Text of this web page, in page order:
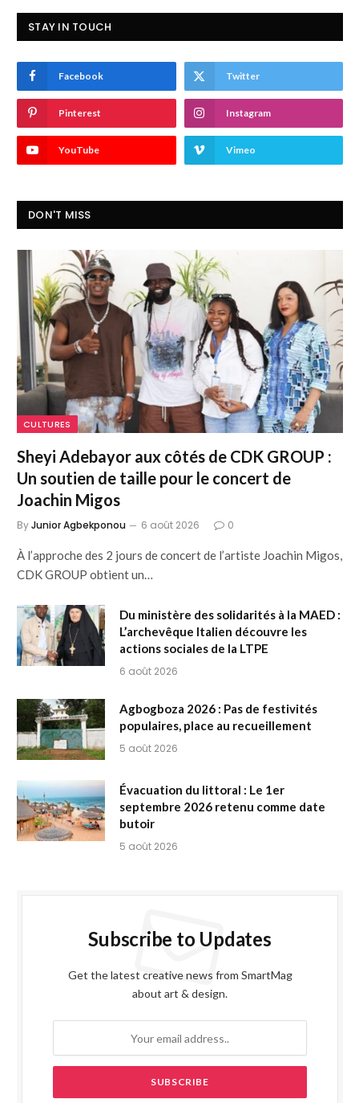
STAY IN TOUCH
Facebook Twitter
Pinterest Instagram
YouTube Vimeo
DON'T MISS
CULTURES
Sheyi Adebayor aux côtés de CDK GROUP :
Un soutien de taille pour le concert de
Joachin Migos
ByJunior Agbekponou 6 août 2026 0
À l’approche des 2 jours de concert de l’artiste Joachin Migos,
CDK GROUP obtient un…
Du ministère des solidarités à la MAED :
L’archevêque Italien découvre les
actions sociales de la LTPE
6 août 2026
Agbogboza 2026 : Pas de festivités
populaires, place au recueillement
5 août 2026
Évacuation du littoral : Le 1er
septembre 2026 retenu comme date
butoir
5 août 2026
Subscribe to Updates
Get the latest creative news from SmartMag
about art & design.